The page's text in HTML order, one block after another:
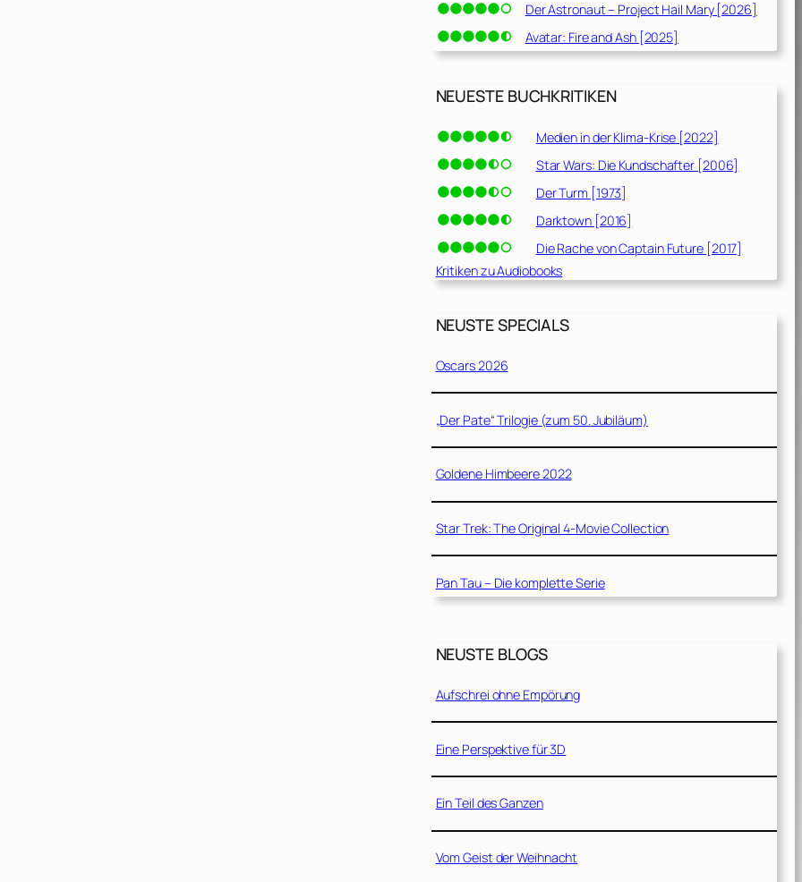
Der Astronaut – Project Hail Mary [2026]
Avatar: Fire and Ash [2025]
NEUESTE BUCHKRITIKEN
Medien in der Klima-Krise [2022]
Star Wars: Die Kundschafter [2006]
Der Turm [1973]
Darktown [2016]
Die Rache von Captain Future [2017]
Kritiken zu Audiobooks
NEUSTE SPECIALS
Oscars 2026
„Der Pate“ Trilogie (zum 50. Jubiläum)
Goldene Himbeere 2022
Star Trek: The Original 4-Movie Collection
Pan Tau – Die komplette Serie
NEUSTE BLOGS
Aufschrei ohne Empörung
Eine Perspektive für 3D
Ein Teil des Ganzen
Vom Geist der Weihnacht